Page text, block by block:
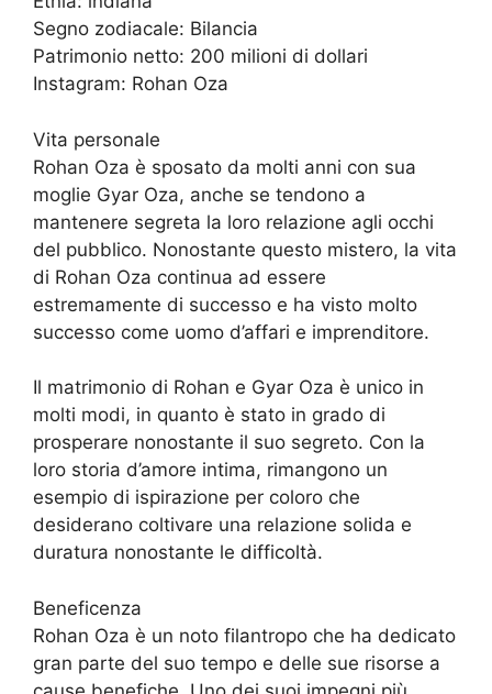
Segno zodiacale: Bilancia
Patrimonio netto: 200 milioni di dollari
Instagram: Rohan Oza
Vita personale
Rohan Oza è sposato da molti anni con sua
moglie Gyar Oza, anche se tendono a
mantenere segreta la loro relazione agli occhi
del pubblico. Nonostante questo mistero, la vita
di Rohan Oza continua ad essere
estremamente di successo e ha visto molto
successo come uomo d’affari e imprenditore.
Il matrimonio di Rohan e Gyar Oza è unico in
molti modi, in quanto è stato in grado di
prosperare nonostante il suo segreto. Con la
loro storia d’amore intima, rimangono un
esempio di ispirazione per coloro che
desiderano coltivare una relazione solida e
duratura nonostante le difficoltà.
Beneficenza
Rohan Oza è un noto filantropo che ha dedicato
gran parte del suo tempo e delle sue risorse a